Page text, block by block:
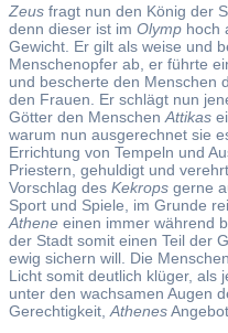
Zeus fragt nun den König der
denn dieser ist im Olymp hoch
Gewicht. Er gilt als weise und
Menschenopfer ab, er führte
und bescherte den Menschen
den Frauen. Er schlägt nun
Götter den Menschen Attikas
warum nun ausgerechnet sie
Errichtung von Tempeln und
Priestern, gehuldigt und
Vorschlag des Kekrops gerne
Sport und Spiele, im Grunde
Athene einen immer während
der Stadt somit einen Teil der
ewig sichern will. Die
Licht somit deutlich klüger, als
unter den wachsamen Augen
Gerechtigkeit, AthenesAngebot.